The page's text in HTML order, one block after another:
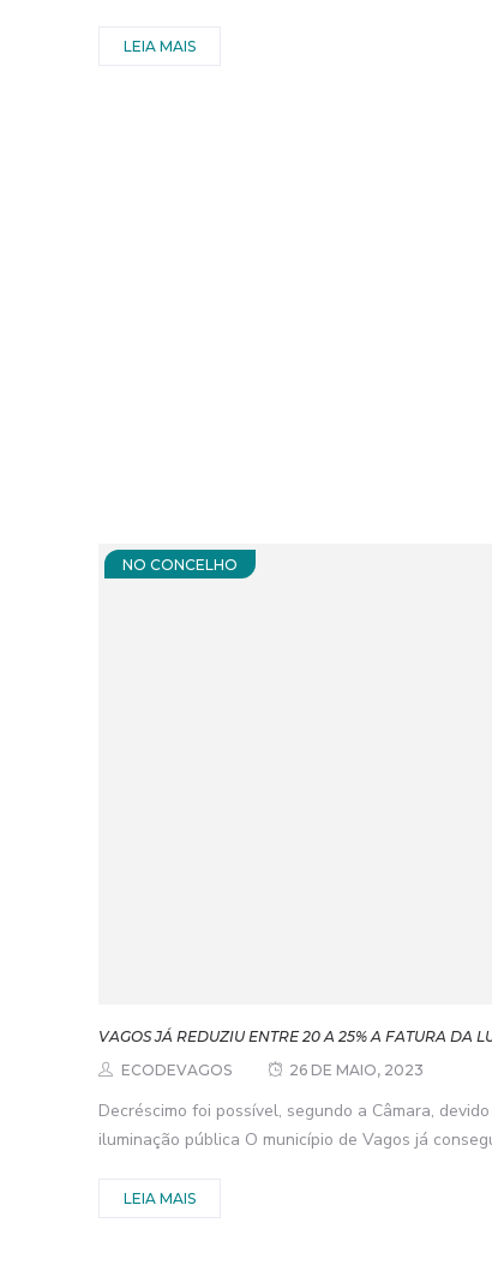
LEIA MAIS
NO CONCELHO
VAGOS JÁ REDUZIU ENTRE 20 A 25% A FATURA DA
ECODEVAGOS
26 DE MAIO, 2023
Decréscimo foi possível, segundo a Câmara,
iluminação pública O município de Vagos já
LEIA MAIS